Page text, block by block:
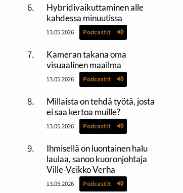
Hybridivaikuttaminen alle
kahdessa minuutissa
13.05.2026 Podcastit
Kameran takana oma
visuaalinen maailma
13.05.2026 Podcastit
Millaista on tehdä työtä, josta
ei saa kertoa muille?
13.05.2026 Podcastit
Ihmisellä on luontainen halu
laulaa, sanoo kuoronjohtaja
Ville-Veikko Verha
13.05.2026 Podcastit